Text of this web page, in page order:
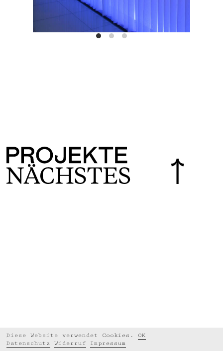
Diese Website verwendet Cookies.
OK
Datenschutz Widerruf Impressum